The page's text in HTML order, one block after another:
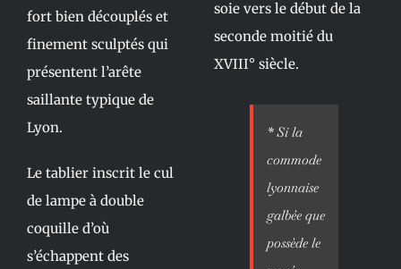
fort bien découplés et
finement sculptés qui
présentent l’arête
saillante typique de
Lyon.
Le tablier inscrit le cul
de lampe à double
coquille d’où
s’échappent des
soie vers le début de la
seconde moitié du
XVIII° siècle.
* Si la
commode
lyonnaise
galbée que
possède le